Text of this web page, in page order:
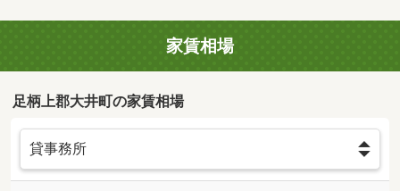
家賃相場
足柄上郡大井町の家賃相場